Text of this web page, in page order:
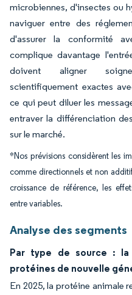
microbiennes, d'insectes ou
naviguer entre des
d'assurer la conformité
complique davantage
doivent aligner
scientifiquement exactes
ce qui peut diluer les
entraver la différenciation
sur le marché.
*Nos prévisions considèrent les
comme directionnels et non
croissance de référence, les
entre variables.
Analyse des segments
Par type de source :
protéines de nouvelle
En 2025, la protéine animale